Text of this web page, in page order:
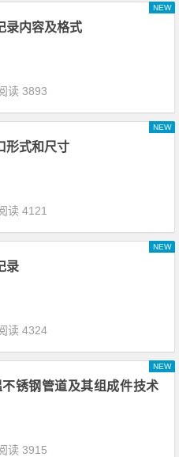
录内容及格式
NEW
读 3893
形式和尺寸
NEW
读 4121
录
NEW
读 4324
锈钢管道及其组成件技术
NEW
读 3915